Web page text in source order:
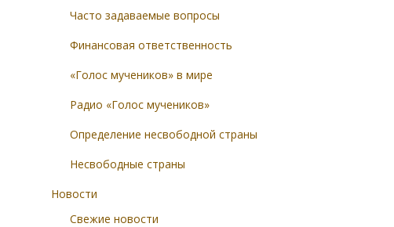
Часто задаваемые вопросы
Финансовая ответственность
«Голос мучеников» в мире
Радио «Голос мучеников»
Определение несвободной страны
Несвободные страны
Новости
Свежие новости